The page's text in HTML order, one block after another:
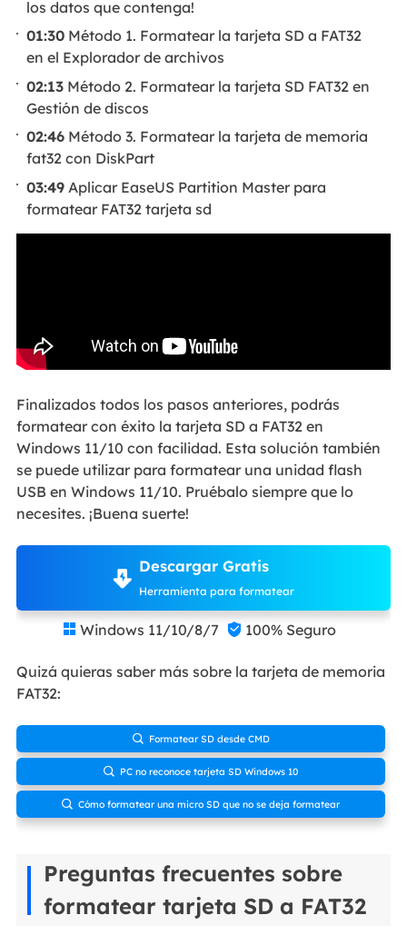
los datos que contenga!
01:30 Método 1. Formatear la tarjeta SD a FAT32
en el Explorador de archivos
02:13 Método 2. Formatear la tarjeta SD FAT32 en
Gestión de discos
02:46 Método 3. Formatear la tarjeta de memoria
fat32 con DiskPart
03:49 Aplicar EaseUS Partition Master para
formatear FAT32 tarjeta sd
Finalizados todos los pasos anteriores, podrás
formatear con éxito la tarjeta SD a FAT32 en
Windows 11/10 con facilidad. Esta solución también
se puede utilizar para formatear una unidad flash
USB en Windows 11/10. Pruébalo siempre que lo
necesites. ¡Buena suerte!
Descargar Gratis
Herramienta para formatear
 Windows 11/10/8/7  100% Seguro
Quizá quieras saber más sobre la tarjeta de memoria
FAT32:
 Formatear SD desde CMD
 PC no reconoce tarjeta SD Windows 10
 Cómo formatear una micro SD que no se deja formatear
Preguntas frecuentes sobre
formatear tarjeta SD a FAT32